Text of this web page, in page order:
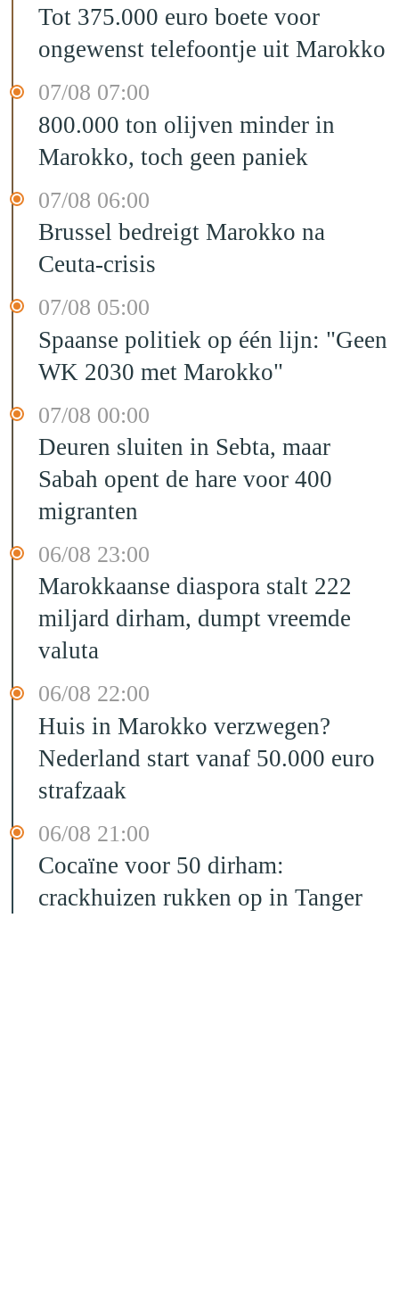
Tot 375.000 euro boete voor
ongewenst telefoontje uit Marokko
07/08 07:00
800.000 ton olijven minder in
Marokko, toch geen paniek
07/08 06:00
Brussel bedreigt Marokko na
Ceuta-crisis
07/08 05:00
Spaanse politiek op één lijn: "Geen
WK 2030 met Marokko"
07/08 00:00
Deuren sluiten in Sebta, maar
Sabah opent de hare voor 400
migranten
06/08 23:00
Marokkaanse diaspora stalt 222
miljard dirham, dumpt vreemde
valuta
06/08 22:00
Huis in Marokko verzwegen?
Nederland start vanaf 50.000 euro
strafzaak
06/08 21:00
Cocaïne voor 50 dirham:
crackhuizen rukken op in Tanger